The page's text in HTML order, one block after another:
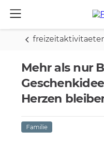
Mehr als nur
Herzen
Familie